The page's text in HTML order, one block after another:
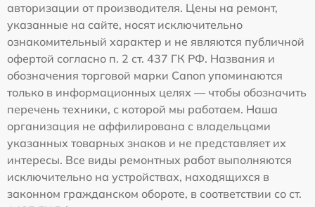
авторизации от производителя. Цены на ремонт,
указанные на сайте, носят исключительно
ознакомительный характер и не являются публичной
офертой согласно п. 2 ст. 437 ГК РФ. Названия и
обозначения торговой марки Canon упоминаются
только в информационных целях — чтобы обозначить
перечень техники, с которой мы работаем. Наша
организация не аффилирована с владельцами
указанных товарных знаков и не представляет их
интересы. Все виды ремонтных работ выполняются
исключительно на устройствах, находящихся в
законном гражданском обороте, в соответствии со ст.